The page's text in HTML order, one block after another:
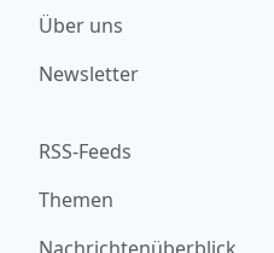
Über uns
Newsletter
RSS-Feeds
Themen